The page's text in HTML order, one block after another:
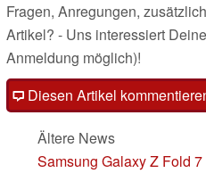
Fragen, Anregungen,
Artikel? - Uns interessiert
Anmeldung möglich)!
Diesen Artikel
Ältere News
Samsung Galaxy Z Fold 7